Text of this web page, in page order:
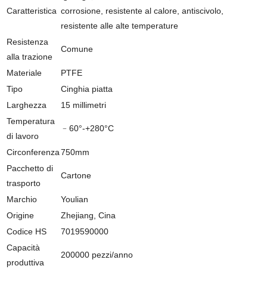
Caratteristica corrosione, resistente al calore, antiscivolo,
resistente alle alte temperature
Resistenza
alla trazione
Comune
Materiale
PTFE
Tipo
Cinghia piatta
Larghezza
15 millimetri
Temperatura
di lavoro
﹣60°-+280°C
Circonferenza750mm
Pacchetto di
trasporto
Cartone
Marchio
Youlian
Origine
Zhejiang, Cina
Codice HS
7019590000
Capacità
produttiva
200000 pezzi/anno